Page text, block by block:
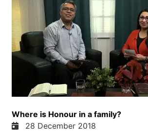
Where is Honour in a family?
28 December 2018